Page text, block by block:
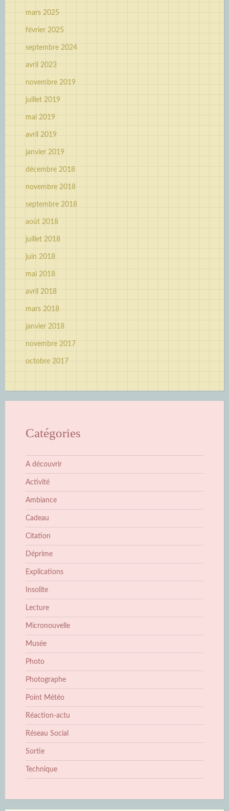
mars 2025
février 2025
septembre 2024
avril 2023
novembre 2019
juillet 2019
mai 2019
avril 2019
janvier 2019
décembre 2018
novembre 2018
septembre 2018
août 2018
juillet 2018
juin 2018
mai 2018
avril 2018
mars 2018
janvier 2018
novembre 2017
octobre 2017
Catégories
A découvrir
Activité
Ambiance
Cadeau
Citation
Déprime
Explications
Insolite
Lecture
Micronouvelle
Musée
Photo
Photographe
Point Météo
Réaction-actu
Réseau Social
Sortie
Technique